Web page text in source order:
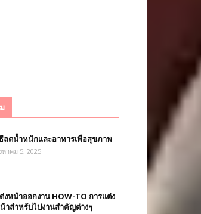
ลดน้ำหนักและอาหารเพื่อสุขภาพ
หาคม 5, 2025
งหน้าออกงาน HOW-TO การแต่ง
าสำหรับไปงานสำคัญต่างๆ